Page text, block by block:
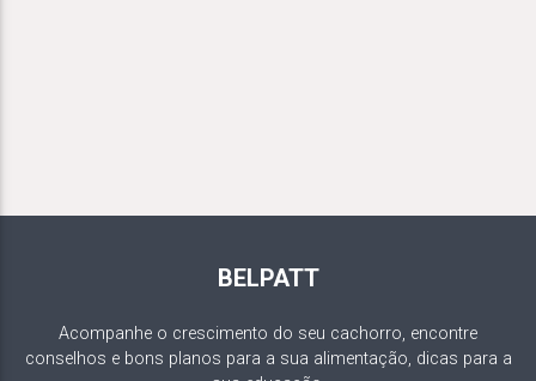
BELPATT
Acompanhe o crescimento do seu cachorro, encontre
conselhos e bons planos para a sua alimentação, dicas para a